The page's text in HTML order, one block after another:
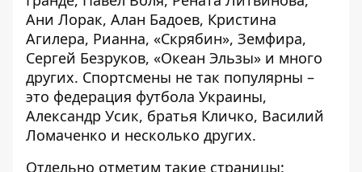
Ани Лорак, Алан Бадоев, Кристина
Агилера, Рианна, «Скрябин», Земфира,
Сергей Безруков, «Океан Эльзы» и много
других. Спортсмены не так популярны –
это федерация футбола Украины,
Александр Усик, братья Кличко, Василий
Ломаченко и несколько других.
Отдельно отметим такие страницы: